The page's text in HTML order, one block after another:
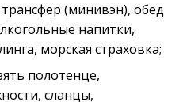
(минивэн), обед
напитки,
морская страховка;
полотенце,
сланцы,